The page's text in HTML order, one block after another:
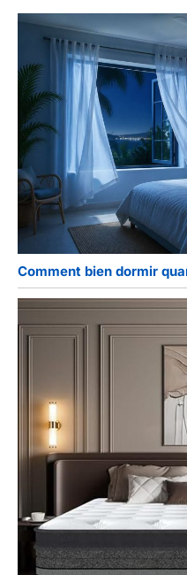
Comment bien dormir